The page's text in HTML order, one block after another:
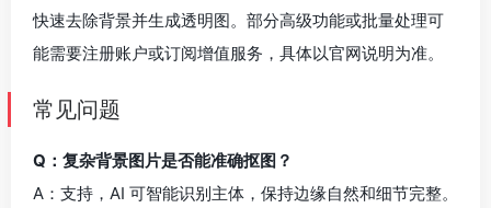
快速去除背景并生成透明图。部分高级功能或批量处理可
能需要注册账户或订阅增值服务，具体以官网说明为准。
常见问题
Q：复杂背景图片是否能准确抠图？
A：支持，AI 可智能识别主体，保持边缘自然和细节完整。